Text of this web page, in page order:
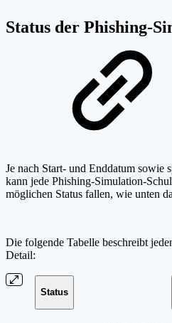
Status der Phishing-
Je nach Start- und Enddatum sowie
kann jede Phishing-Simulation-
möglichen Status fallen, wie unten
Die folgende Tabelle beschreibt
Detail:
Status